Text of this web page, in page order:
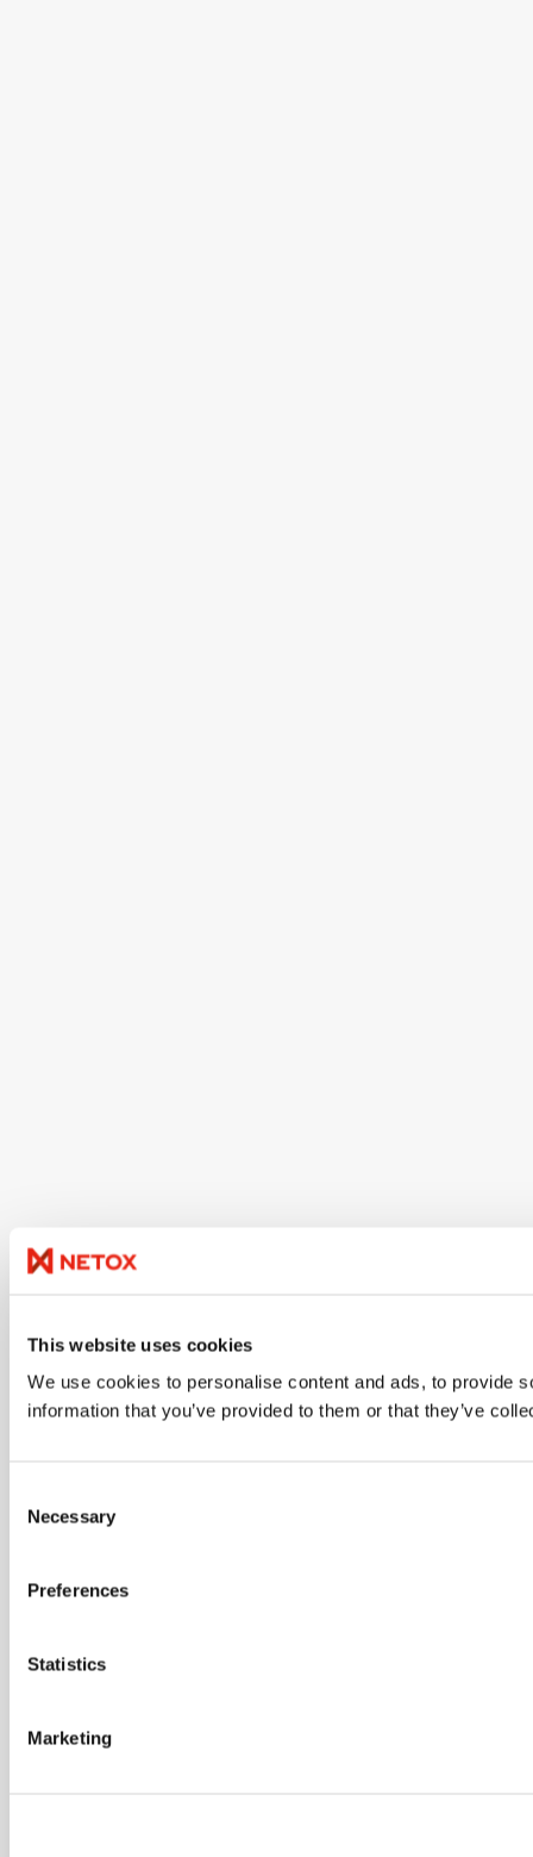
This website uses cookies
We use cookies to personalise content and ads, to provide
information that you’ve provided to them or that they’ve
Selection
Necessary
Preferences
Statistics
Marketing